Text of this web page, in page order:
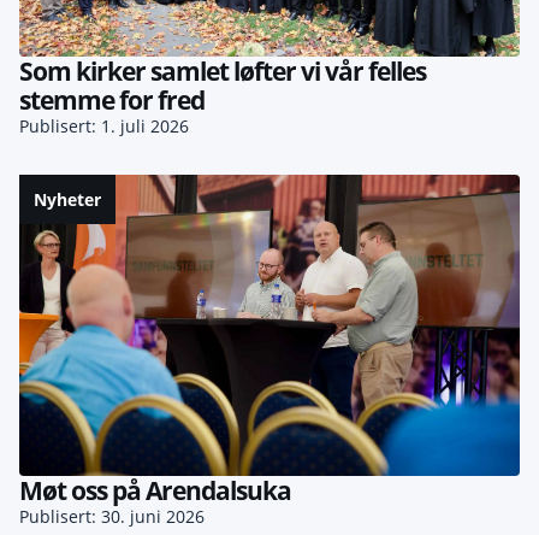
Som kirker samlet løfter vi vår felles
stemme for fred
Publisert: 1. juli 2026
Nyheter
Møt oss på Arendalsuka
Publisert: 30. juni 2026